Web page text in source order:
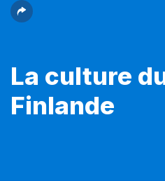
La culture
Finlande